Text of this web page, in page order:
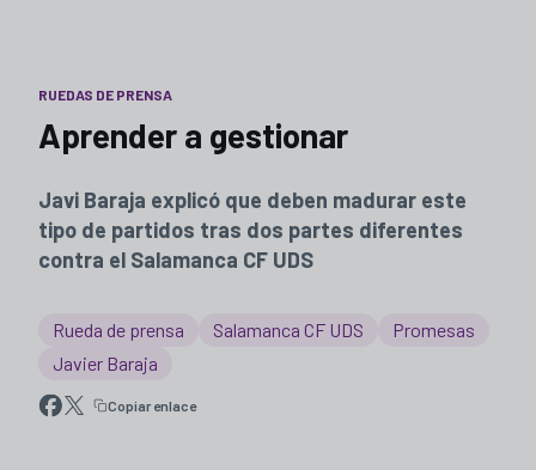
RUEDAS DE PRENSA
Aprender a gestionar
Javi Baraja explicó que deben madurar este
tipo de partidos tras dos partes diferentes
contra el Salamanca CF UDS
Rueda de prensa Salamanca CF UDS
Promesas
Javier Baraja
Copiar enlace